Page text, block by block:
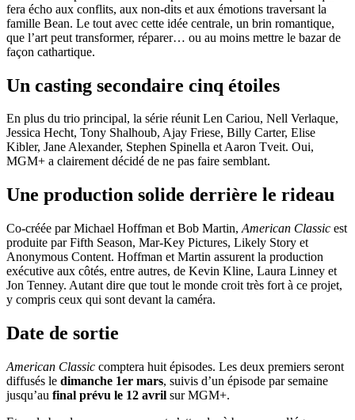
fera écho aux conflits, aux non-dits et aux émotions traversant la
famille Bean. Le tout avec cette idée centrale, un brin romantique,
que l’art peut transformer, réparer… ou au moins mettre le bazar de
façon cathartique.
Un casting secondaire cinq étoiles
En plus du trio principal, la série réunit Len Cariou, Nell Verlaque,
Jessica Hecht, Tony Shalhoub, Ajay Friese, Billy Carter, Elise
Kibler, Jane Alexander, Stephen Spinella et Aaron Tveit. Oui,
MGM+ a clairement décidé de ne pas faire semblant.
Une production solide derrière le rideau
Co-créée par Michael Hoffman et Bob Martin, American Classic est
produite par Fifth Season, Mar-Key Pictures, Likely Story et
Anonymous Content. Hoffman et Martin assurent la production
exécutive aux côtés, entre autres, de Kevin Kline, Laura Linney et
Jon Tenney. Autant dire que tout le monde croit très fort à ce projet,
y compris ceux qui sont devant la caméra.
Date de sortie
American Classic comptera huit épisodes. Les deux premiers seront
diffusés le dimanche 1er mars, suivis d’un épisode par semaine
jusqu’au final prévu le 12 avril sur MGM+.